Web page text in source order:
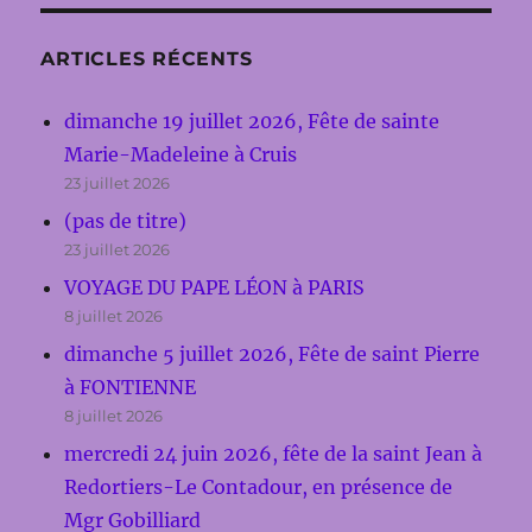
ARTICLES RÉCENTS
dimanche 19 juillet 2026, Fête de sainte
Marie-Madeleine à Cruis
23 juillet 2026
(pas de titre)
23 juillet 2026
VOYAGE DU PAPE LÉON à PARIS
8 juillet 2026
dimanche 5 juillet 2026, Fête de saint Pierre
à FONTIENNE
8 juillet 2026
mercredi 24 juin 2026, fête de la saint Jean à
Redortiers-Le Contadour, en présence de
Mgr Gobilliard